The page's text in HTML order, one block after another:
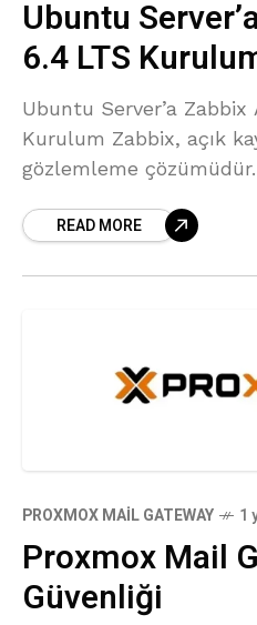
Ubuntu
6.4 LTS
Ubuntu Server’a Zabbix
Kurulum Zabbix, açık
gözlemleme
disk vb.) veya servis
READ MORE
PROXMOX MAIL GATEWAY 1
Proxmox Mail
Güvenliği